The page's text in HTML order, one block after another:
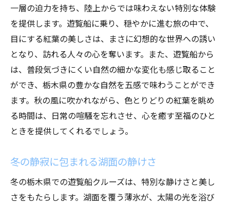
一層の迫力を持ち、陸上からでは味わえない特別な体験
を提供します。遊覧船に乗り、穏やかに進む旅の中で、
目にする紅葉の美しさは、まさに幻想的な世界への誘い
となり、訪れる人々の心を奪います。また、遊覧船から
は、普段気づきにくい自然の細かな変化も感じ取ること
ができ、栃木県の豊かな自然を五感で味わうことができ
ます。秋の風に吹かれながら、色とりどりの紅葉を眺め
る時間は、日常の喧騒を忘れさせ、心を癒す至福のひと
ときを提供してくれるでしょう。
冬の静寂に包まれる湖面の静けさ
冬の栃木県での遊覧船クルーズは、特別な静けさと美し
さをもたらします。湖面を覆う薄氷が、太陽の光を浴び